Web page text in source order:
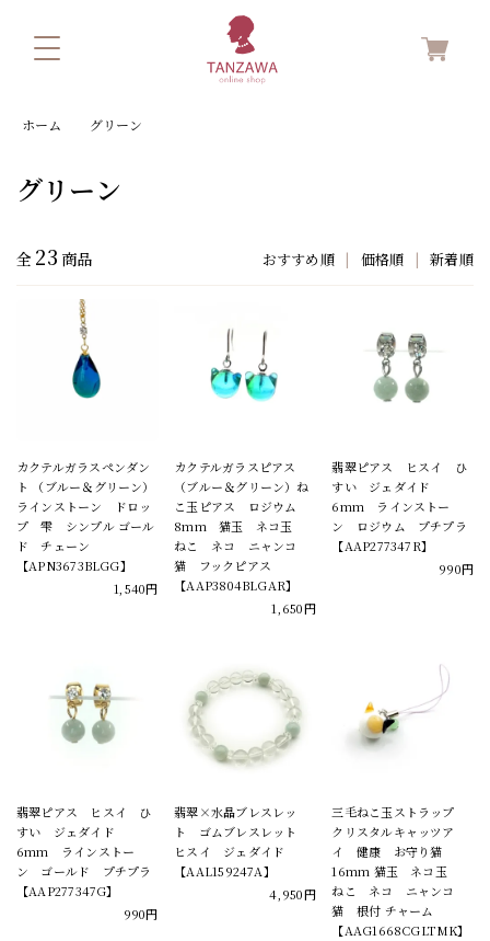
ホーム グリーン
グリーン
全 23 商品 おすすめ順 | 価格順 | 新着順
カクテルガラスペンダン
ト （ブルー＆グリーン）
ラインストーン ドロッ
プ 雫 シンプル ゴール
ド チェーン
【APN3673BLGG】
1,540円
カクテルガラスピアス
（ブルー＆グリーン）ね
こ玉ピアス ロジウム
8mm 猫玉 ネコ玉
ねこ ネコ ニャンコ
猫 フックピアス
【AAP3804BLGAR】
1,650円
翡翠ピアス ヒスイ ひ
すい ジェダイド
6mm ラインストー
ン ロジウム プチプラ
【AAP277347R】
990円
翡翠ピアス ヒスイ ひ
すい ジェダイド
6mm ラインストー
ン ゴールド プチプラ
【AAP277347G】
990円
翡翠×水晶ブレスレッ
ト ゴムブレスレット
ヒスイ ジェダイド
【AAL159247A】
4,950円
三毛ねこ玉ストラップ
クリスタルキャッツア
イ 健康 お守り猫
16mm 猫玉 ネコ玉
ねこ ネコ ニャンコ
猫 根付 チャーム
【AAG1668CGLTMK】